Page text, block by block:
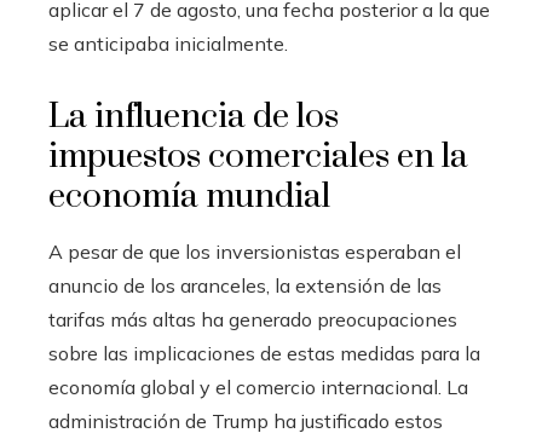
aplicar el 7 de agosto, una fecha posterior a la que
se anticipaba inicialmente.
La influencia de los
impuestos comerciales en la
economía mundial
A pesar de que los inversionistas esperaban el
anuncio de los aranceles, la extensión de las
tarifas más altas ha generado preocupaciones
sobre las implicaciones de estas medidas para la
economía global y el comercio internacional. La
administración de Trump ha justificado estos